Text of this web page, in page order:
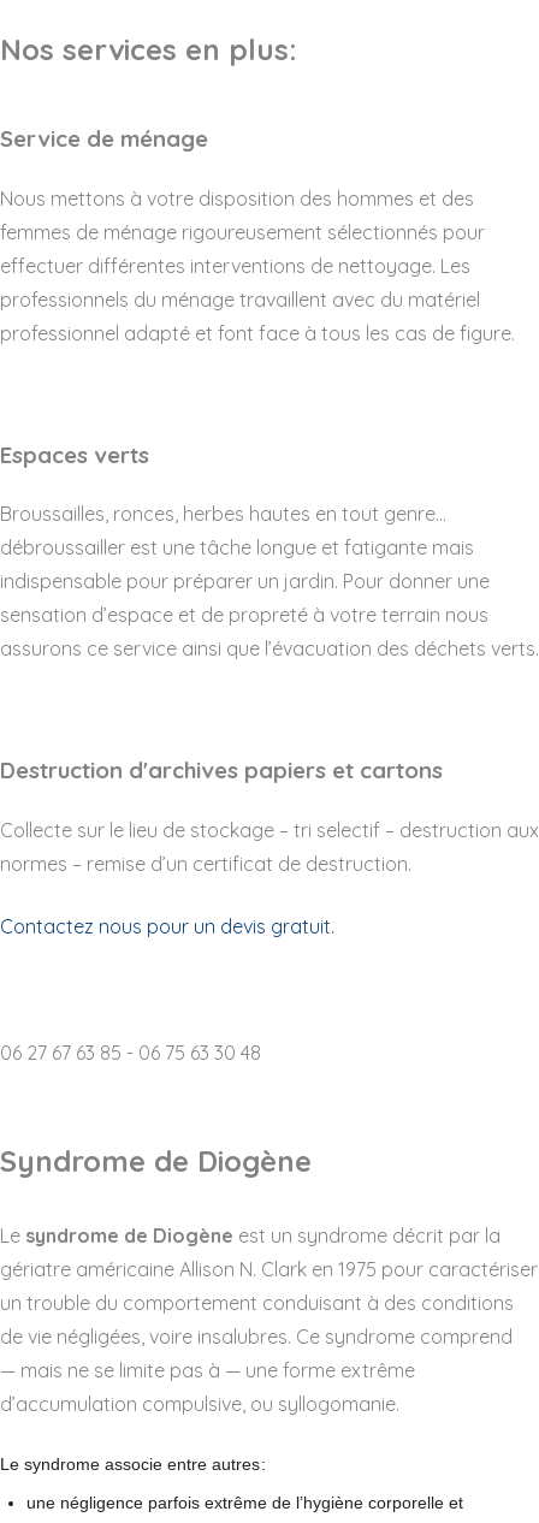
Nos services en plus:
Service de ménage
Nous mettons à votre disposition des hommes et des
femmes de ménage rigoureusement sélectionnés pour
effectuer différentes interventions de nettoyage. Les
professionnels du ménage travaillent avec du matériel
professionnel adapté et font face à tous les cas de figure.
Espaces verts
Broussailles, ronces, herbes hautes en tout genre…
débroussailler est une tâche longue et fatigante mais
indispensable pour préparer un jardin. Pour donner une
sensation d’espace et de propreté à votre terrain nous
assurons ce service ainsi que l’évacuation des déchets verts.
Destruction d'archives papiers et cartons
Collecte sur le lieu de stockage – tri selectif – destruction aux
normes – remise d’un certificat de destruction.
Contactez nous pour un devis gratuit.
06 27 67 63 85 - 06 75 63 30 48
Syndrome de Diogène
Le syndrome de Diogène est un syndrome décrit par la
gériatre américaine Allison N. Clark en 1975 pour caractériser
un trouble du comportement conduisant à des conditions
de vie négligées, voire insalubres. Ce syndrome comprend
— mais ne se limite pas à — une forme extrême
d’accumulation compulsive, ou syllogomanie.
Le syndrome associe entre autres:
une négligence parfois extrême de l’hygiène corporelle et